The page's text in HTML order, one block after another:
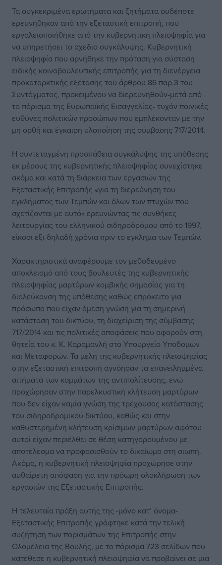
Τα συγκεκριμένα ερωτήματα και ζητήματα ουδέποτε
ερευνήθηκαν από την εξεταστική επιτροπή, που
εργαλειοποιήθηκε από την κυβερνητική πλειοψηφία για
να υπηρετήσει το σχέδιο συγκάλυψης. Κυβερνητική
πλειοψηφία που αρνήθηκε την πρόταση για σύσταση
ειδικής κοινοβουλευτικής επιτροπής για τη διενέργεια
προκαταρκτικής εξέτασης του άρθρου 86 παρ.3 του
Συντάγματος, προκειμένου να διερευνηθούν-μετά από
το πόρισμα της Ευρωπαϊκής Εισαγγελίας- τυχόν ποινικές
ευθύνες πολιτικών προσώπων που εμπλέκονταν με την
μη ορθή και έγκαιρη υλοποίηση της σύμβασης 717/2014.
Η συντεταγμένη προσπάθεια συγκάλυψης της υπόθεσης
εκ μέρους της κυβερνητικής πλειοψηφίας συνεχίστηκε
ακόμα και κατά τη διάρκεια των εργασιών της
Εξεταστικής Επιτροπής «για τη διερεύνηση του
εγκλήματος των Τεμπών και όλων των πτυχών που
σχετίζονται με αυτό» ερευνώντας τις συνθήκες
λειτουργίας του ελληνικού σιδηροδρόμου από το 1997,
είκοσι έξι δηλαδή χρόνια πριν το έγκλημα των Τεμπών.
Χαρακτηριστικά αναφέρουμε τον μεθοδευμένο
αποκλεισμό από τους βουλευτές της κυβερνητικής
πλειοψηφίας μαρτύρων κομβικής σημασίας για τη
διαλεύκανση της υπόθεσης καθώς επρόκειτο για
πρόσωπα που είχαν άμεση γνώση για τη σημερινή
κατάσταση του δικτύου, τη διαχείριση της σύμβασης
717/2014 και τις πολιτικές αποφάσεις που αφορούν στη
θητεία του κ. Κ. Καραμανλή στο Υπουργείο Υποδομών
και Μεταφορών. Τα μέλη της κυβερνητικής πλειοψηφίας
στην εξεταστική επιτροπή αγνόησαν τα επανειλημμένα
αιτήματά των κομμάτων της αντιπολίτευσης, ενώ
προχώρησαν στην παρελκυστική κλήτευση μαρτύρων
που δεν είχαν καμία γνώση της τρέχουσας κατάστασης
του σιδηροδρομικού δικτύου, καθώς και στην
καθυστερημένη κλήτευση κρίσιμων μαρτύρων αφότου
αυτοί είχαν περιέλθει σε θέση κατηγορουμένου με
αποτέλεσμα να προφασισθούν το δικαίωμα στη σιωπή.
Ακόμα, η κυβερνητική πλειοψηφία προχώρησε στην
αυθαίρετη απόφαση για την πρόωρη ολοκλήρωση των
εργασιών της Εξεταστικής Επιτροπής.
Η τελευταία πράξη αυτής της -μόνο κατ’ όνομα-
Εξεταστικής Επιτροπής γράφτηκε κατά την τελική
συζήτηση των πορισμάτων της Επιτροπής στην
Ολομέλεια της Βουλής, με το πόρισμα 723 σελίδων που
κατέθεσε η κυβερνητική πλειοψηφία να προβαίνει σε μια